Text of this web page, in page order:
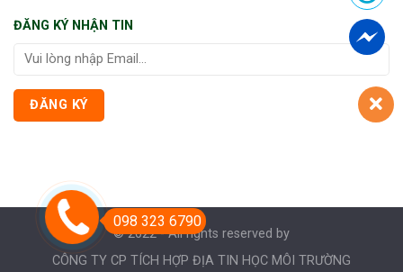
ĐĂNG KÝ NHẬN TIN
© 2022 - All rights reserved by
CÔNG TY CP TÍCH HỢP ĐỊA TIN HỌC MÔI TRƯỜNG
098 323 6790